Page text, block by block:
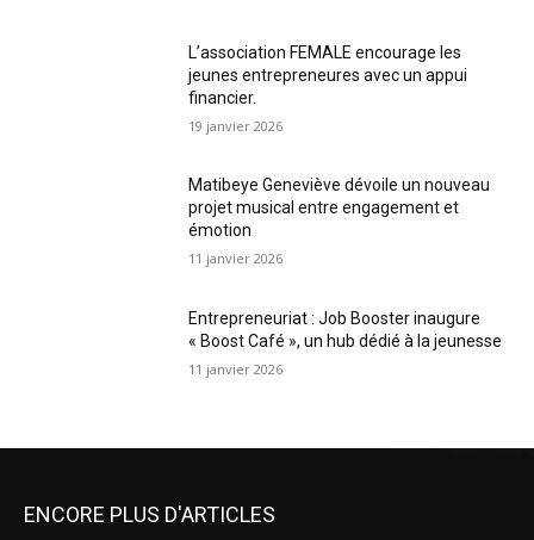
L’association FEMALE encourage les
jeunes entrepreneures avec un appui
financier.
19 janvier 2026
Matibeye Geneviève dévoile un nouveau
projet musical entre engagement et
émotion
11 janvier 2026
Entrepreneuriat : Job Booster inaugure
« Boost Café », un hub dédié à la jeunesse
11 janvier 2026
ENCORE PLUS D'ARTICLES